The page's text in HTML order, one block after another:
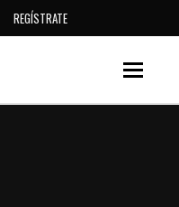
REGÍSTRATE